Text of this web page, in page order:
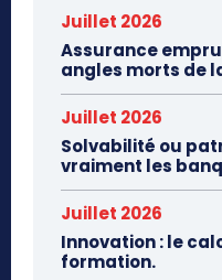
Juillet 2026
Assurance
angles morts de
Juillet 2026
Solvabilité ou
vraiment les
Juillet 2026
Innovation : le
formation.